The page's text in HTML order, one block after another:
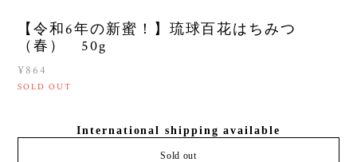
【令和6年の新蜜！】琉球百花はちみつ
（春） 50g
¥864
SOLD OUT
International shipping available
Sold out